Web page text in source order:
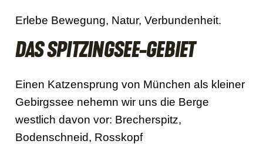
Erlebe Bewegung, Natur, Verbundenheit.
DAS SPITZINGSEE-GEBIET
Einen Katzensprung von München als kleiner
Gebirgssee nehemn wir uns die Berge
westlich davon vor: Brecherspitz,
Bodenschneid, Rosskopf